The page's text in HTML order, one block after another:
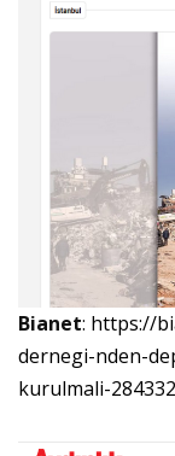
Bianet: https://
dernegi-nden-
kurulmali-284332